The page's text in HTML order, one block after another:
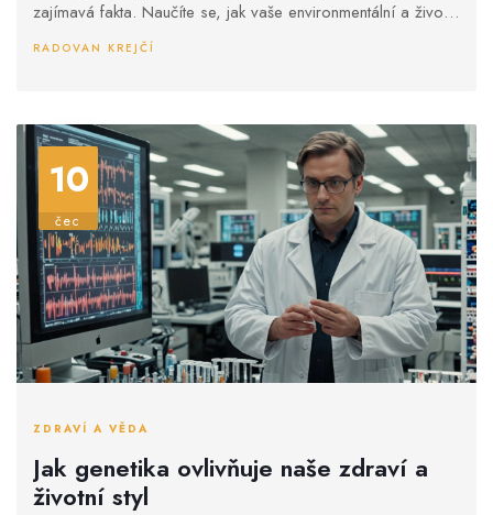
zajímavá fakta. Naučíte se, jak vaše environmentální a životní
volby mohou ovlivnit vaše geny.
RADOVAN KREJČÍ
10
čec
ZDRAVÍ A VĚDA
Jak genetika ovlivňuje naše zdraví a
životní styl